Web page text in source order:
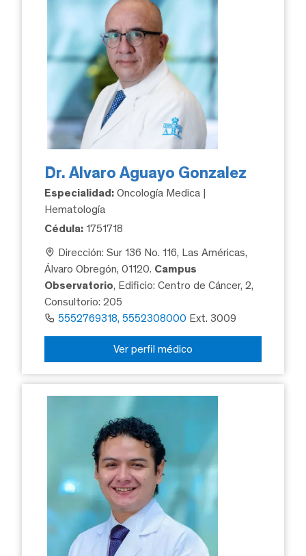
Dr. Alvaro Aguayo Gonzalez
Especialidad: Oncología Medica |
Hematología
Cédula: 1751718
Dirección: Sur 136 No. 116, Las Américas,
Álvaro Obregón, 01120. Campus
Observatorio, Edificio: Centro de Cáncer, 2,
Consultorio: 205
5552769318, 5552308000 Ext. 3009
Ver perfil médico